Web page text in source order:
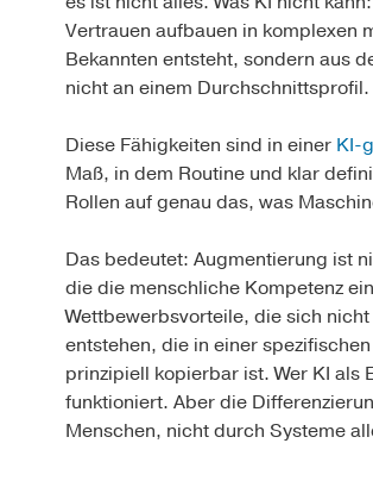
Vertrauen aufbauen in komplexen
Bekannten entsteht, sondern aus
nicht an einem
Diese Fähigkeiten sind in einer KI-
Maß, in dem Routine und klar
Rollen auf genau das, was
Das bedeutet: Augmentierung ist
die die menschliche Kompetenz
Wettbewerbsvorteile, die sich
entstehen, die in einer
prinzipiell kopierbar ist. Wer KI als
funktioniert. Aber die
Menschen, nicht durch Systeme